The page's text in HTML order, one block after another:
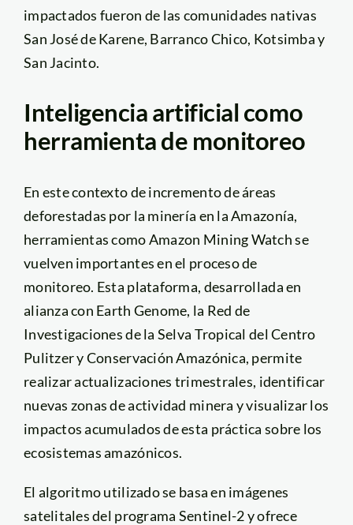
impactados fueron de las comunidades nativas
San José de Karene, Barranco Chico, Kotsimba y
San Jacinto.
Inteligencia artificial como
herramienta de monitoreo
En este contexto de incremento de áreas
deforestadas por la minería en la Amazonía,
herramientas como Amazon Mining Watch se
vuelven importantes en el proceso de
monitoreo. Esta plataforma, desarrollada en
alianza con Earth Genome, la Red de
Investigaciones de la Selva Tropical del Centro
Pulitzer y Conservación Amazónica, permite
realizar actualizaciones trimestrales, identificar
nuevas zonas de actividad minera y visualizar los
impactos acumulados de esta práctica sobre los
ecosistemas amazónicos.
El algoritmo utilizado se basa en imágenes
satelitales del programa Sentinel-2 y ofrece